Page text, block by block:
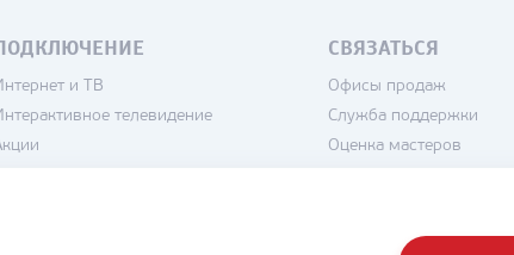
и ТВ
телевидение
СВЯЗАТЬСЯ
Офисы продаж
Служба поддержки
Оценка мастеров